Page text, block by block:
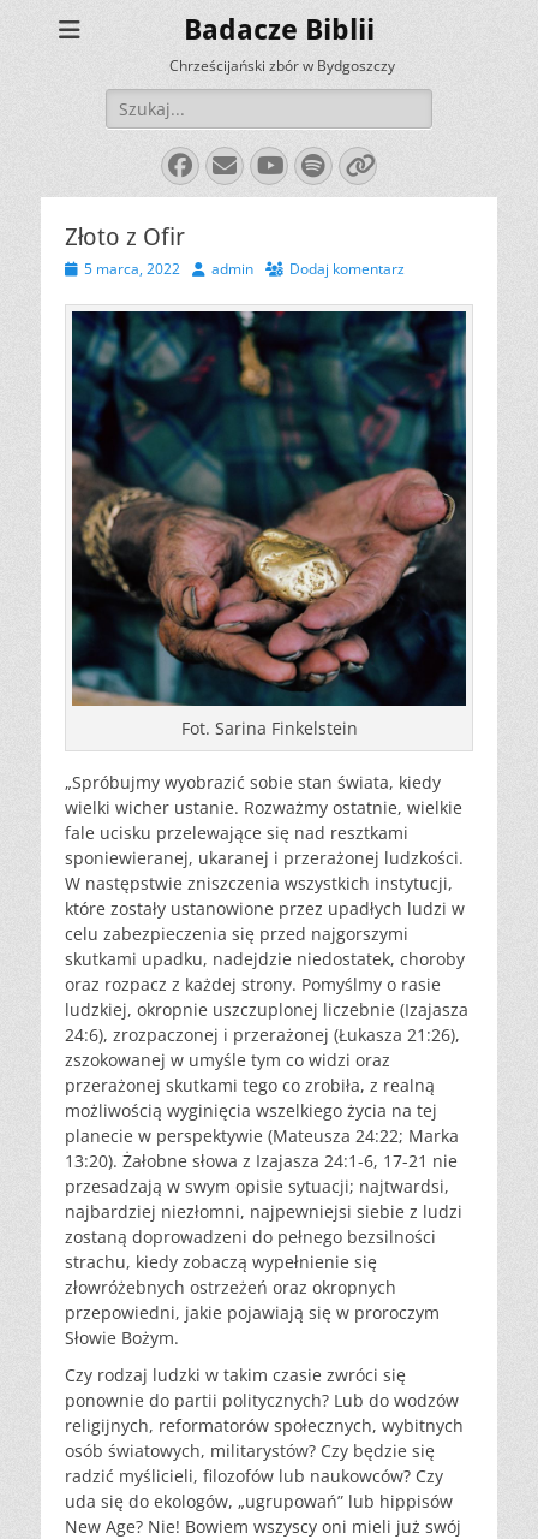
Badacze Biblii
Chrześcijański zbór w Bydgoszczy
Szukaj:
Facebook
E-
mail
YouTube
Spotify
Link
Złoto z Ofir
Opublikowano
5 marca, 2022 Autoradmin Dodaj komentarz
Fot. Sarina Finkelstein
„Spróbujmy wyobrazić sobie stan świata, kiedy
wielki wicher ustanie. Rozważmy ostatnie, wielkie
fale ucisku przelewające się nad resztkami
sponiewieranej, ukaranej i przerażonej ludzkości.
W następstwie zniszczenia wszystkich instytucji,
które zostały ustanowione przez upadłych ludzi w
celu zabezpieczenia się przed najgorszymi
skutkami upadku, nadejdzie niedostatek, choroby
oraz rozpacz z każdej strony. Pomyślmy o rasie
ludzkiej, okropnie uszczuplonej liczebnie (Izajasza
24:6), zrozpaczonej i przerażonej (Łukasza 21:26),
zszokowanej w umyśle tym co widzi oraz
przerażonej skutkami tego co zrobiła, z realną
możliwością wyginięcia wszelkiego życia na tej
planecie w perspektywie (Mateusza 24:22; Marka
13:20). Żałobne słowa z Izajasza 24:1-6, 17-21 nie
przesadzają w swym opisie sytuacji; najtwardsi,
najbardziej niezłomni, najpewniejsi siebie z ludzi
zostaną doprowadzeni do pełnego bezsilności
strachu, kiedy zobaczą wypełnienie się
złowróżebnych ostrzeżeń oraz okropnych
przepowiedni, jakie pojawiają się w proroczym
Słowie Bożym.
Czy rodzaj ludzki w takim czasie zwróci się
ponownie do partii politycznych? Lub do wodzów
religijnych, reformatorów społecznych, wybitnych
osób światowych, militarystów? Czy będzie się
radzić myślicieli, filozofów lub naukowców? Czy
uda się do ekologów, „ugrupowań” lub hippisów
New Age? Nie! Bowiem wszyscy oni mieli już swój